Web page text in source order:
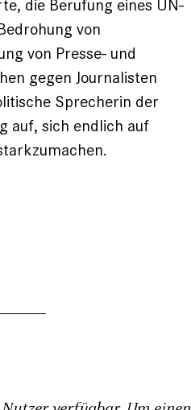
die Berufung eines UN-
von
von Presse- und
gegen Journalisten
Sprecherin der
auf, sich endlich auf